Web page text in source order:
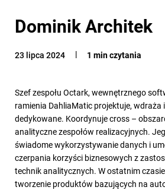
Dominik Architek
23 lipca 2024 1 min czytania
Szef zespołu Octark, wewnętrznego
ramienia DahliaMatic projektuje, wdraża
dedykowane. Koordynuje cross –
analityczne zespołów realizacyjnych.
świadome wykorzystywanie danych i
czerpania korzyści biznesowych z
technik analitycznych. W ostatnim
tworzenie produktów bazujących na